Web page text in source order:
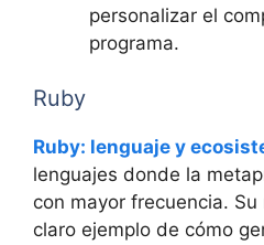
personalizar el
programa.
Ruby
Ruby: lenguaje y
lenguajes donde la
con mayor frecuencia.
claro ejemplo de cómo